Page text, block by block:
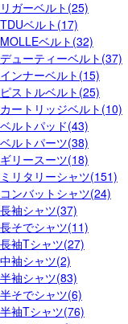
リガーベルト(25)
TDUベルト(17)
MOLLEベルト(32)
デューティーベルト(37)
インナーベルト(15)
ピストルベルト(25)
カートリッジベルト(10)
ベルトパッド(43)
ベルトパーツ(38)
ギリースーツ(18)
ミリタリーシャツ(151)
コンバットシャツ(24)
長袖シャツ(37)
長そでシャツ(11)
長袖Tシャツ(27)
中袖シャツ(2)
半袖シャツ(83)
半そでシャツ(6)
半袖Tシャツ(76)